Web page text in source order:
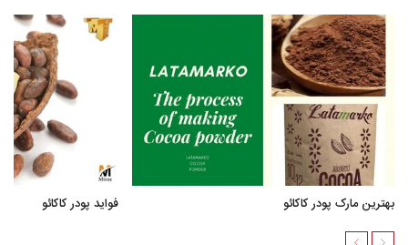
بهترین مارک پودر کاکائو فواید پودر کاکائو